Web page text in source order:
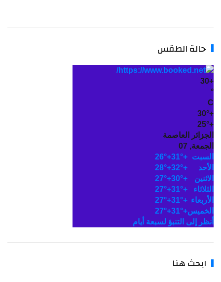
حالة الطقس
+
30
°
C
+
30°
+
25°
الجزائر العاصمة
الجمعة, 07
السبت +
31°
+
26°
الأحد
+
32°
+
28°
الاثنين
+
30°
+
27°
الثلاثاء
+
31°
+
27°
الأربعاء +
31°
+
27°
الخميس+
31°
+
27°
أنظر إلى التنبؤ لسبعة أيام
ابحث هنا